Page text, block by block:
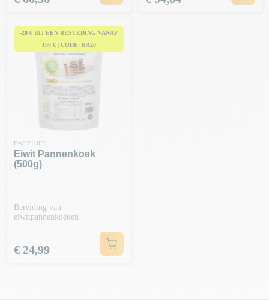
-20 € BIJ EEN BESTEDING VANAF
150 € | CODE: BA20
DAILY LIFE
Eiwit Pannenkoek
(500g)
Bereiding van
eiwitpannenkoeken
Prijs
€ 24,99